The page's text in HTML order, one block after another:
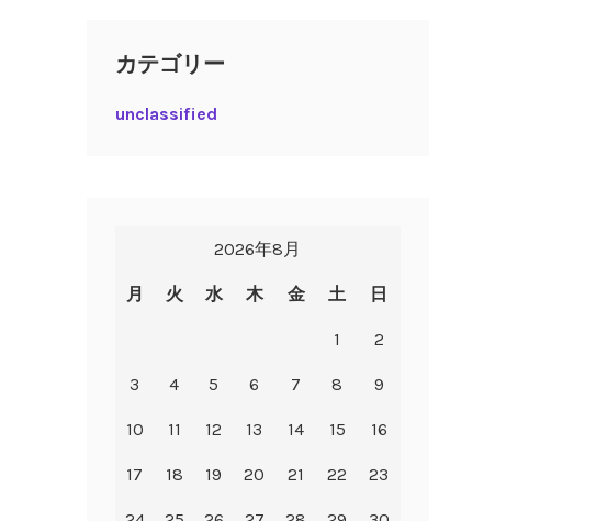
カテゴリー
unclassified
2026年8月
月 火 水 木 金 土 日
1 2
3 4 5 6 7 8 9
10 11 12 13 14 15 16
17 18 19 20 21 22 23